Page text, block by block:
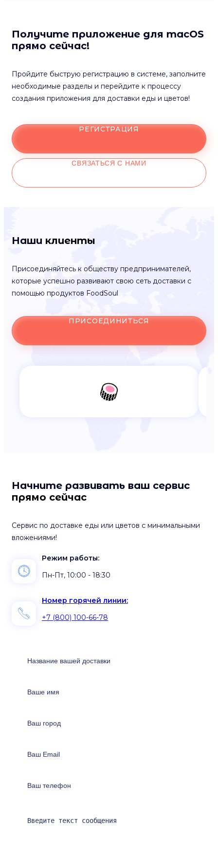
Получите приложение для macOS
прямо сейчас!
Пройдите быструю регистрацию в системе, заполните
необходимые разделы и перейдите к процессу
создания приложения для доставки еды и цветов!
РЕГИСТРАЦИЯ
СВЯЗАТЬСЯ С НАМИ
Наши клиенты
Присоединяйтесь к обществу предпринимателей,
которые успешно развивают свою сеть доставки с
помощью продуктов FoodSoul
ПРИСОЕДИНИТЬСЯ
Начните развивать ваш сервис
прямо сейчас
Сервис по доставке еды или цветов с минимальными
вложениями!
Режим работы:
Пн-Пт, 10:00 - 18:30
Номер горячей линии:
+7 (800) 100-66-78